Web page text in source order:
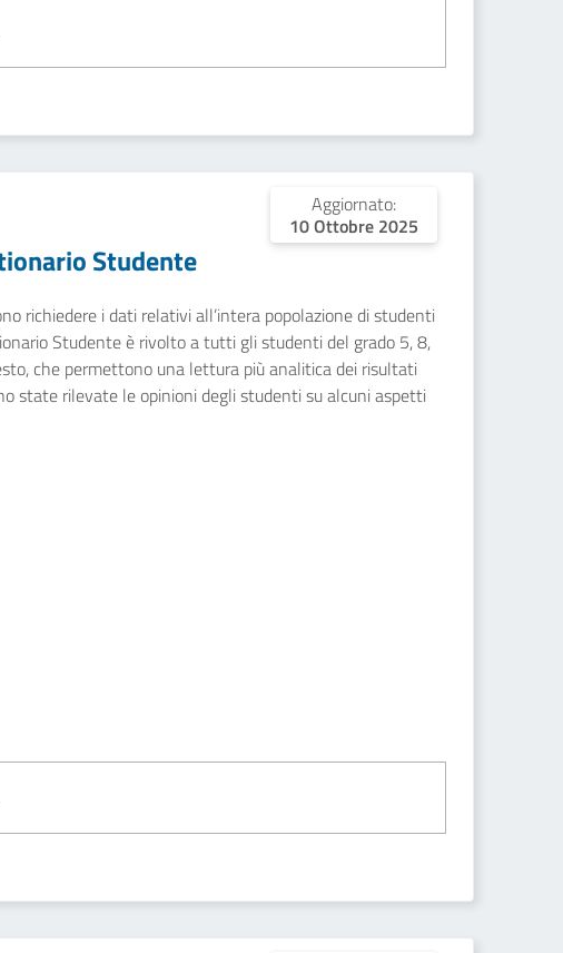
Aggiornato:
10 Ottobre 2025
Studente
richiedere i dati relativi all’intera popolazione di studenti
Studente è rivolto a tutti gli studenti del grado 5, 8,
che permettono una lettura più analitica dei risultati
state rilevate le opinioni degli studenti su alcuni aspetti